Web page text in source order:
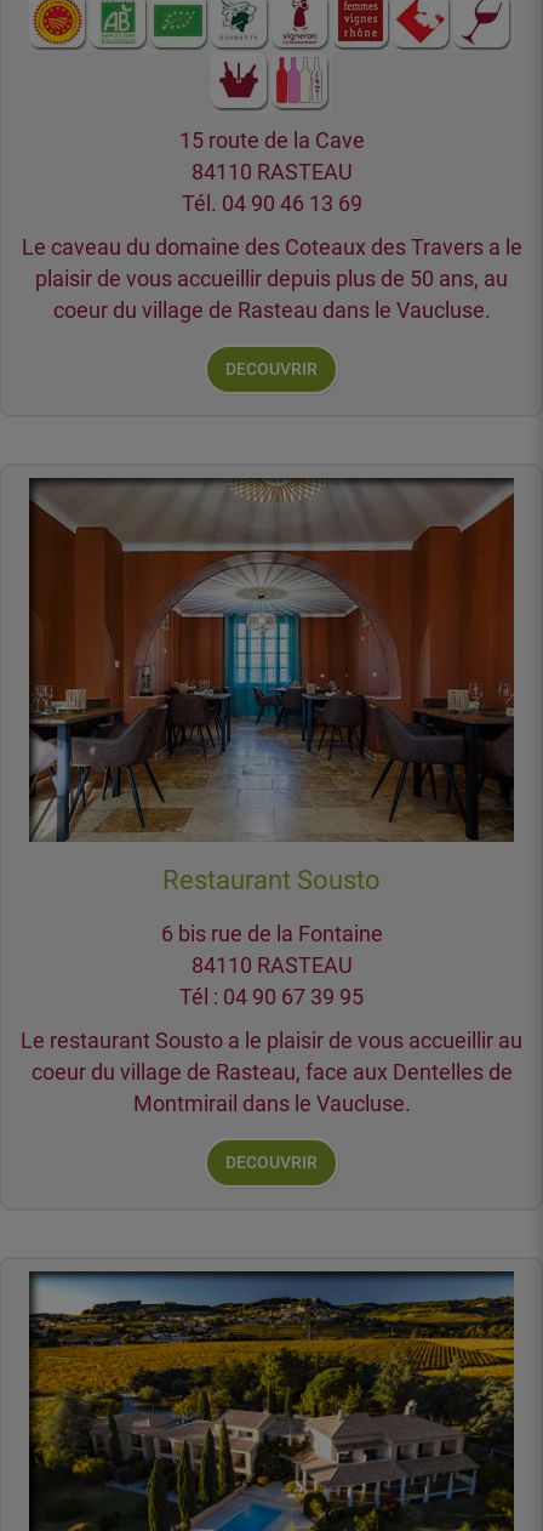
15 route de la Cave
84110 RASTEAU
Tél. 04 90 46 13 69
Le caveau du domaine des Coteaux des Travers a le
plaisir de vous accueillir depuis plus de 50 ans, au
coeur du village de Rasteau dans le Vaucluse.
DECOUVRIR
Restaurant Sousto
6 bis rue de la Fontaine
84110 RASTEAU
Tél : 04 90 67 39 95
Le restaurant Sousto a le plaisir de vous accueillir au
coeur du village de Rasteau, face aux Dentelles de
Montmirail dans le Vaucluse.
DECOUVRIR